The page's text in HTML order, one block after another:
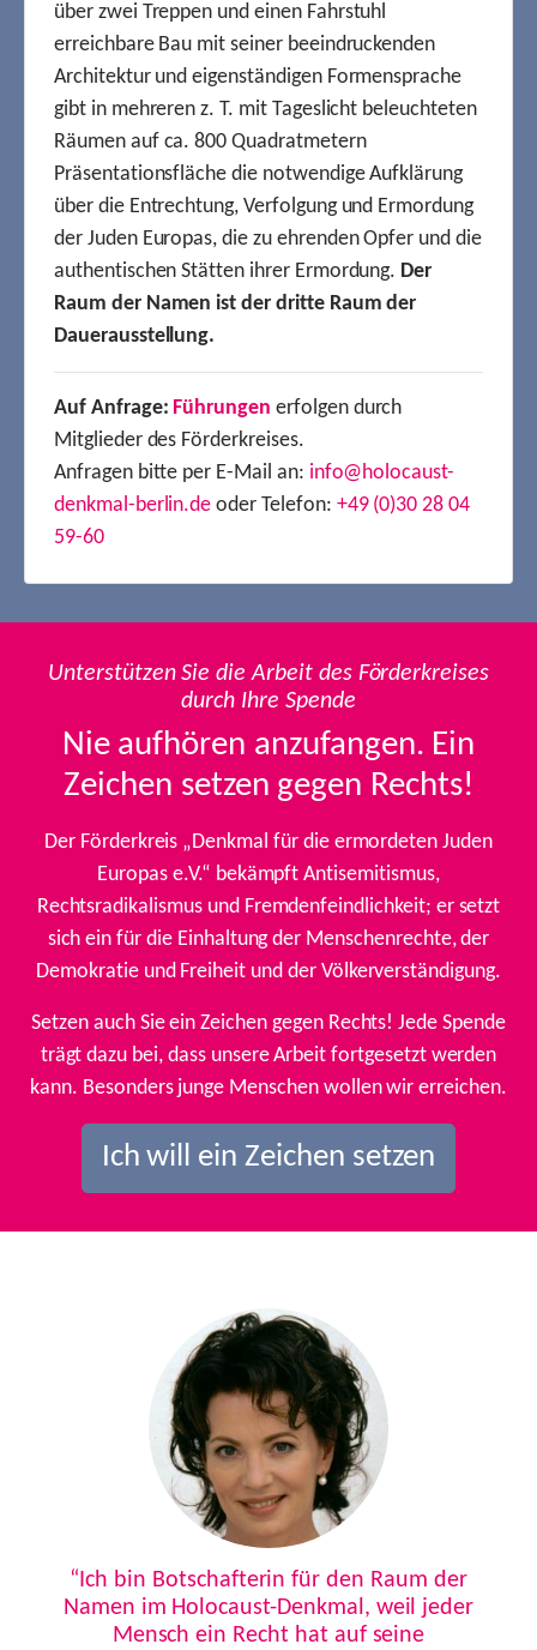
über zwei Treppen und einen Fahrstuhl
erreichbare Bau mit seiner beeindruckenden
Architektur und eigenständigen Formensprache
gibt in mehreren z. T. mit Tageslicht beleuchteten
Räumen auf ca. 800 Quadratmetern
Präsentationsfläche die notwendige Aufklärung
über die Entrechtung, Verfolgung und Ermordung
der Juden Europas, die zu ehrenden Opfer und die
authentischen Stätten ihrer Ermordung. Der
Raum der Namen ist der dritte Raum der
Dauerausstellung.
Auf Anfrage: Führungen erfolgen durch
Mitglieder des Förderkreises.
Anfragen bitte per E-Mail an: info@holocaust-
denkmal-berlin.de oder Telefon: +49 (0)30 28 04
59-60
Unterstützen Sie die Arbeit des Förderkreises
durch Ihre Spende
Nie aufhören anzufangen. Ein
Zeichen setzen gegen Rechts!
Der Förderkreis „Denkmal für die ermordeten Juden
Europas e.V.“ bekämpft Antisemitismus,
Rechtsradikalismus und Fremdenfeindlichkeit; er setzt
sich ein für die Einhaltung der Menschenrechte, der
Demokratie und Freiheit und der Völkerverständigung.
Setzen auch Sie ein Zeichen gegen Rechts! Jede Spende
trägt dazu bei, dass unsere Arbeit fortgesetzt werden
kann. Besonders junge Menschen wollen wir erreichen.
Ich will ein Zeichen setzen
“Ich bin Botschafterin für den Raum der
Namen im Holocaust-Denkmal, weil jeder
Mensch ein Recht hat auf seine